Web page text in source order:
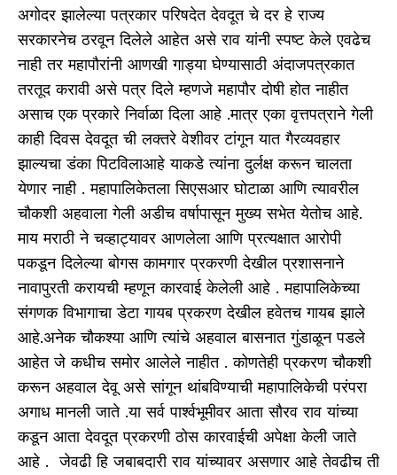
अगोदर झालेल्या पत्रकार परिषदेत देवदूत चे दर हे राज्य
सरकारनेच ठरवून दिलेले आहेत असे राव यांनी स्पष्ट केले एवढेच
नाही तर महापौरांनी आणखी गाड्या घेण्यासाठी अंदाजपत्रकात
तरतूद करावी असे पत्र दिले म्हणजे महापौर दोषी होत नाहीत
असाच एक प्रकारे निर्वाळा दिला आहे .मात्र एका वृत्तपत्राने गेली
काही दिवस देवदूत ची लक्तरे वेशीवर टांगून यात गैरव्यवहार
झाल्यचा डंका पिटविलाआहे याकडे त्यांना दुर्लक्ष करून चालता
येणार नाही . महापालिकेतला सिएसआर घोटाळा आणि त्यावरील
चौकशी अहवाला गेली अडीच वर्षापासून मुख्य सभेत येतोच आहे.
माय मराठी ने चव्हाट्यावर आणलेला आणि प्रत्यक्षात आरोपी
पकडून दिलेल्या बोगस कामगार प्रकरणी देखील प्रशासनाने
नावापुरती करायची म्हणून कारवाई केलेली आहे . महापालिकेच्या
संगणक विभागाचा डेटा गायब प्रकरण देखील हवेतच गायब झाले
आहे.अनेक चौकश्या आणि त्यांचे अहवाल बासनात गुंडाळून पडले
आहेत जे कधीच समोर आलेले नाहीत . कोणतेही प्रकरण चौकशी
करून अहवाल देवू असे सांगून थांबविण्याची महापालिकेची परंपरा
अगाध मानली जाते .या सर्व पार्श्वभूमीवर आता सौरव राव यांच्या
कडून आता देवदूत प्रकरणी ठोस कारवाईची अपेक्षा केली जाते
आहे . जेवढी हि जबाबदारी राव यांच्यावर असणार आहे तेवढीच ती